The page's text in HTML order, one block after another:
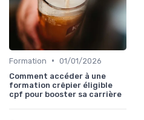
Formation • 01/01/2026
Comment accéder à une
formation crêpier éligible
cpf pour booster sa carrière